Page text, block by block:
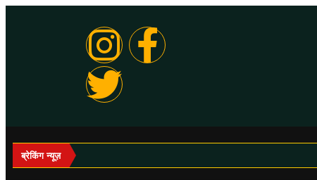
ब्रेकिंग न्यूज़